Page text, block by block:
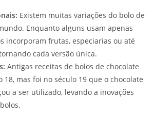
Existem muitas variações do bolo de
Enquanto alguns usam apenas
incorporam frutas, especiarias ou até
cada versão única.
Antigas receitas de bolos de chocolate
18, mas foi no século 19 que o chocolate
a ser utilizado, levando a inovações